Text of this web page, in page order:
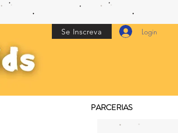
Se Inscreva Login
PARCERIAS